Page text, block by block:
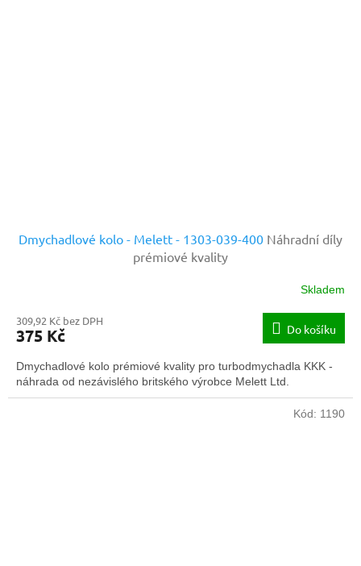
Dmychadlové kolo - Melett - 1303-039-400 Náhradní díly
prémiové kvality
Skladem
309,92 Kč bez DPH
375 Kč Do košíku
Dmychadlové kolo prémiové kvality pro turbodmychadla KKK -
náhrada od nezávislého britského výrobce Melett Ltd.
Kód: 1190